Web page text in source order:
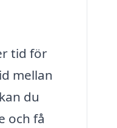
tid för
mellan
du
och få